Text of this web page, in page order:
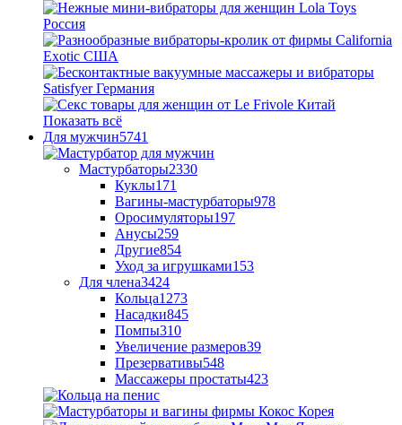
Показать всё
Для мужчин5741
Мастурбаторы2330
Куклы171
Вагины-мастурбаторы978
Оросимуляторы197
Анусы259
Другие854
Уход за игрушками153
Для члена3424
Кольца1273
Насадки845
Помпы310
Увеличение размеров39
Презервативы548
Массажеры простаты423